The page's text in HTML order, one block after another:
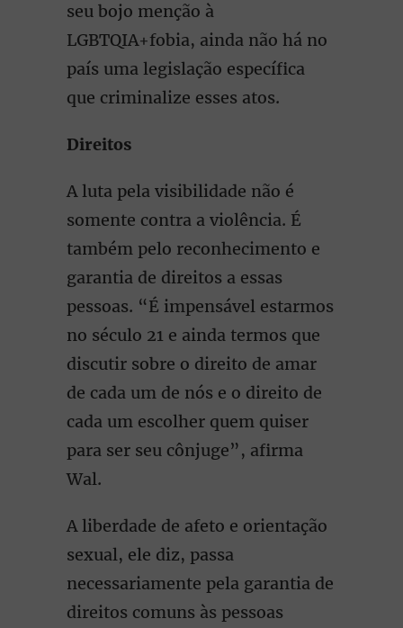
seu bojo menção à
LGBTQIA+fobia, ainda não há no
país uma legislação específica
que criminalize esses atos.
Direitos
A luta pela visibilidade não é
somente contra a violência. É
também pelo reconhecimento e
garantia de direitos a essas
pessoas. “É impensável estarmos
no século 21 e ainda termos que
discutir sobre o direito de amar
de cada um de nós e o direito de
cada um escolher quem quiser
para ser seu cônjuge”, afirma
Wal.
A liberdade de afeto e orientação
sexual, ele diz, passa
necessariamente pela garantia de
direitos comuns às pessoas